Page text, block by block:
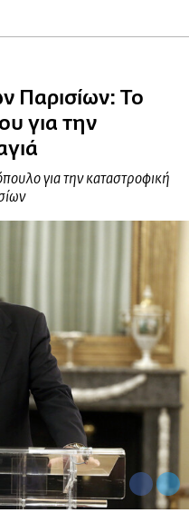
Παρισίων: Το
για την
για την καταστροφική